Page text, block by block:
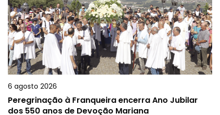
6 agosto 2026
Peregrinação à Franqueira encerra Ano Jubilar
dos 550 anos de Devoção Mariana